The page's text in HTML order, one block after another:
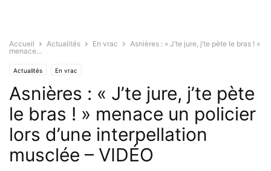
Accueil Actualités En vrac
Asnières : « J’te jure, j’te pète le bras ! »
menace...
Actualités En vrac
Asnières : « J’te jure, j’te pète
le bras ! » menace un policier
lors d’une interpellation
musclée – VIDÉO